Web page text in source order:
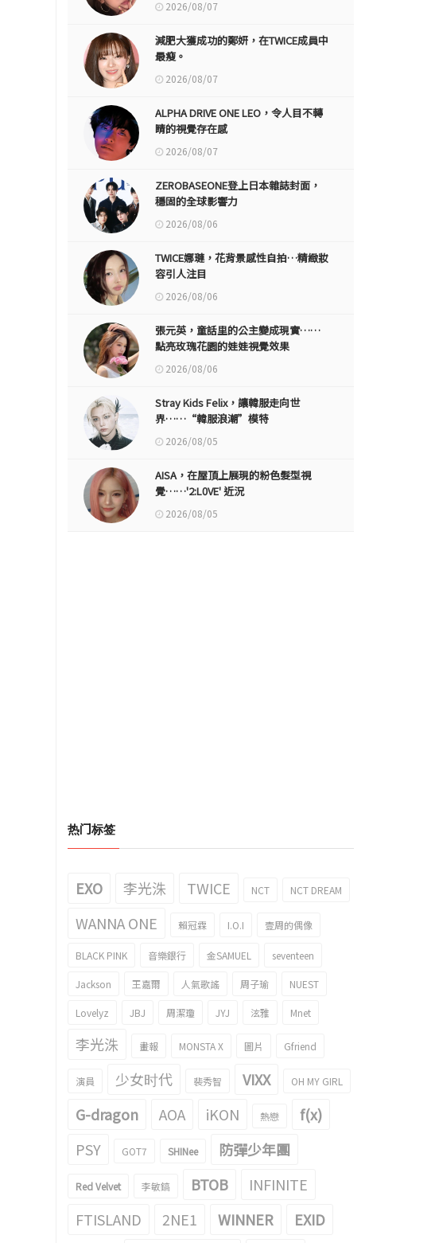
2026/08/07
減肥大獲成功的鄭妍，在TWICE成員中
最瘦。
2026/08/07
ALPHA DRIVE ONE LEO，令人目不轉
睛的視覺存在感
2026/08/07
ZEROBASEONE登上日本雜誌封面，
穩固的全球影響力
2026/08/06
TWICE娜璉，花背景感性自拍…精緻妝
容引人注目
2026/08/06
張元英，童話里的公主變成現實……
點亮玫瑰花園的娃娃視覺效果
2026/08/06
Stray Kids Felix，讓韓服走向世
界……“韓服浪潮”模特
2026/08/05
AISA，在屋頂上展現的粉色髮型視
覺……'2:L0VE' 近況
2026/08/05
热门标签
EXO 李光洙 TWICE NCT NCT DREAM
WANNA ONE 賴冠霖 I.O.I 壹周的偶像
BLACK PINK 音樂銀行 金SAMUEL seventeen
Jackson 王嘉爾 人氣歌謠 周子瑜 NUEST
Lovelyz JBJ 周潔瓊 JYJ 泫雅 Mnet
李光洙 畫報 MONSTA X 圖片 Gfriend
演員 少女时代 裴秀智 VIXX OH MY GIRL
G-dragon AOA iKON 熱戀
f(x)
PSY
GOT7 SHINee 防彈少年團
Red Velvet 李敏鎬 BTOB
INFINITE
FTISLAND
2NE1 WINNER EXID